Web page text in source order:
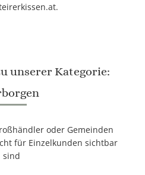
.
unserer Kategorie:
oder Gemeinden
für Einzelkunden sichtbar
sind